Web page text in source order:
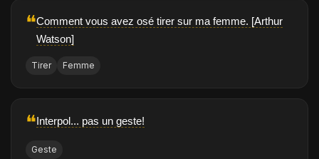
❝Comment vous avez osé tirer sur ma femme. [Arthur
Watson]
Tirer Femme
❝Interpol... pas un geste!
Geste